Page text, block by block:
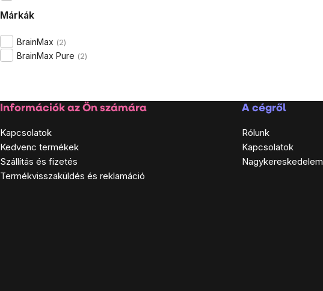
Márkák
BrainMax 2
BrainMax Pure 2
Lábléc
Információk az Ön számára
Kapcsolatok
Kedvenc termékek
Szállítás és fizetés
Termékvisszaküldés és reklamáció
A cégről
Rólunk
Kapcsolatok
Nagykereskedelem